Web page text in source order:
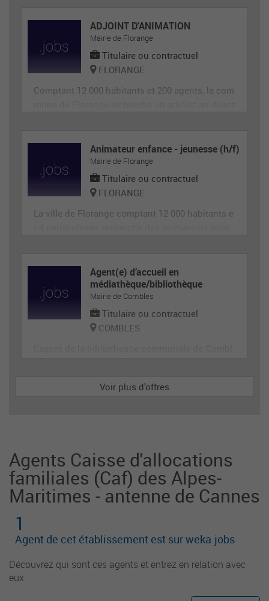
ADJOINT D'ANIMATION
Mairie de Florange
Titulaire ou contractuel
FLORANGE
Comptant 12 000 habitants et 200 agents, la com
en animation et de compétences administrative
s, ainsi qu'en gestion d’équipe et en communica
tion (poste de 28h
Animateur enfance - jeunesse (h/f)
Mairie de Florange
Titulaire ou contractuel
FLORANGE
La ville de Florange comptant 12 000 habitants e
t de la sécurité morale, physique et affective des
enfants. Il est responsable du groupe d'enfants
et
Agent(e) d’accueil en
médiathèque/bibliothèque
Mairie de Combles
Titulaire ou contractuel
COMBLES
des collections. Il assure le service de lecture pu
Voir plus d'offres
Agents Caisse d'allocations
familiales (Caf) des Alpes-
Maritimes - antenne de Cannes
1
Agent de cet établissement est sur weka.jobs
Découvrez qui sont ces agents et entrez en relation avec
eux.